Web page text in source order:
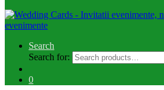
Search
Search for:
0